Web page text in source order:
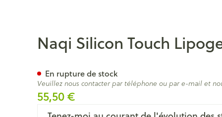
Naqi Silicon Touch
55,50 €
En rupture de stock
Veuillez nous contacter par téléphone ou par e-mail et